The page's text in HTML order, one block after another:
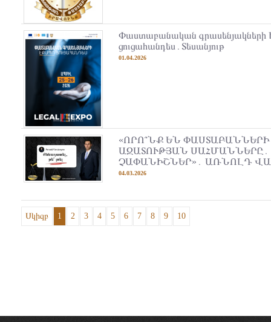
Փաստաբանական
ցուցահանդես․Տեսանյութ
01.04.2026
«ՈՐՈ՞ՆՔ ԵՆ
ԱԶԱՏՈՒԹՅԱՆ
ՉԱՓԱՆԻՇՆԵՐ»․ ԱՌՆՈԼԴ
04.03.2026
Սկիզբ 1 2 3 4 5 6 7 8 9 10